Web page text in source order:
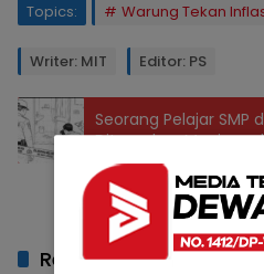
Topics:
Warung Tekan
Writer: MIT Editor: PS
Seorang Pelajar SMP
Ditemukan
Related Post